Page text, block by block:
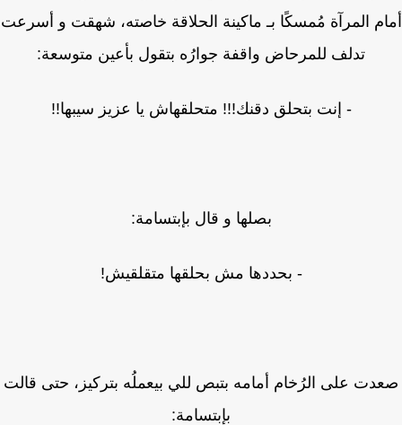
المرآة مُمسكًا بـ ماكينة الحلاقة خاصته، شهقت و أسرعت
تدلف للمرحاض واقفة جوارُه بتقول بأعين متوسعة:
- إنت بتحلق دقنك!!! متحلقهاش يا عزيز سيبها!!
بصلها و قال بإبتسامة:
- بحددها مش بحلقها متقلقيش!
على الرُخام أمامه بتبص للي بيعملُه بتركيز، حتى قالت
بإبتسامة: